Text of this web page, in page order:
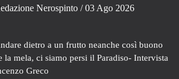
Nerospinto / 03 Ago 2026
dietro a un frutto neanche così buono
la mela, ci siamo persi il Paradiso- Intervista
Greco